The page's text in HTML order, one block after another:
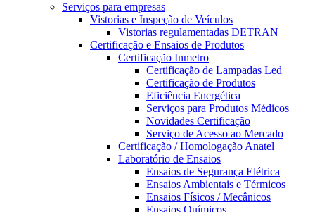
Serviços para empresas
Vistorias e Inspeção de Veículos
Vistorias regulamentadas DETRAN
Certificação e Ensaios de Produtos
Certificação Inmetro
Certificação de Lampadas Led
Certificação de Produtos
Eficiência Energética
Serviços para Produtos Médicos
Novidades Certificação
Serviço de Acesso ao Mercado
Certificação / Homologação Anatel
Laboratório de Ensaios
Ensaios de Segurança Elétrica
Ensaios Ambientais e Térmicos
Ensaios Físicos / Mecânicos